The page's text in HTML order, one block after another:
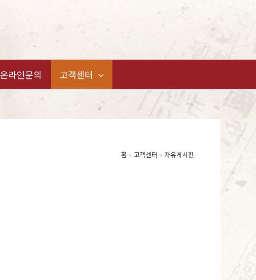
온라인문의 고객센터
홈 고객센터 자유게시판